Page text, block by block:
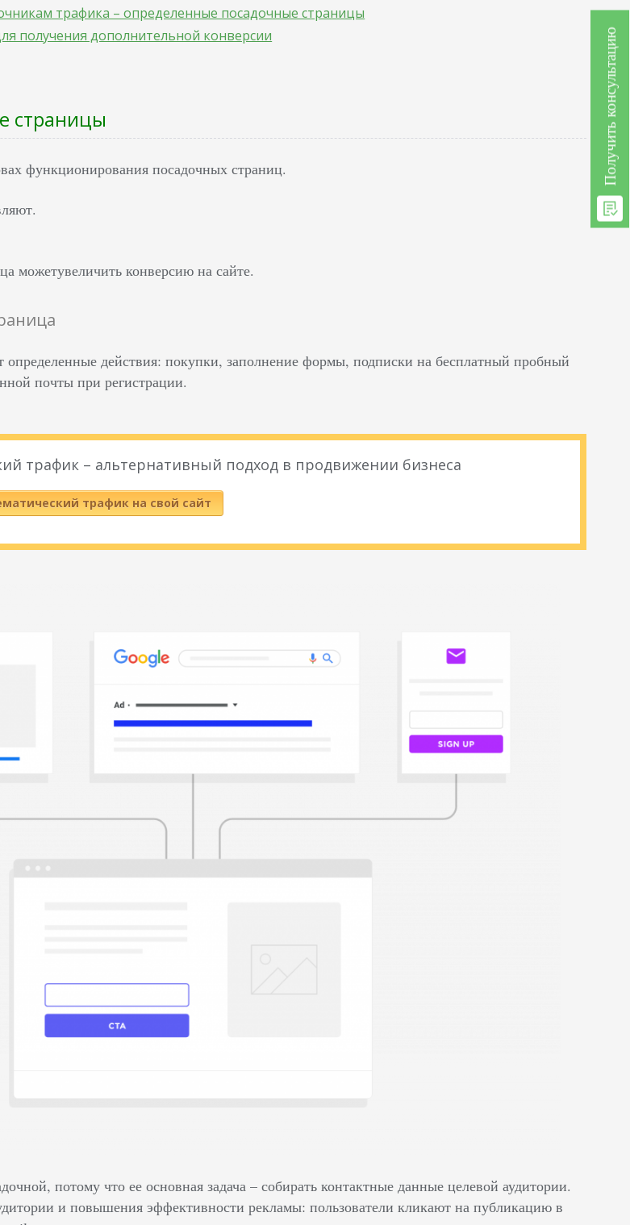
трафика – определенные посадочные страницы
получения дополнительной конверсии
страницы
функционирования посадочных страниц.
можетувеличить конверсию на сайте.
определенные действия: покупки, заполнение формы, подписки на бесплатный пробный
почты при регистрации.
трафик – альтернативный подход в продвижении бизнеса
трафик на свой сайт
потому что ее основная задача – собирать контактные данные целевой аудитории.
и повышения эффективности рекламы: пользователи кликают на публикацию в
Получить консультацию